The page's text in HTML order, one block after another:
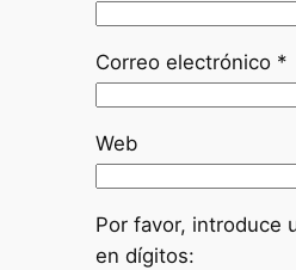
Correo electrónico *
Web
Por favor, introduce
en dígitos: